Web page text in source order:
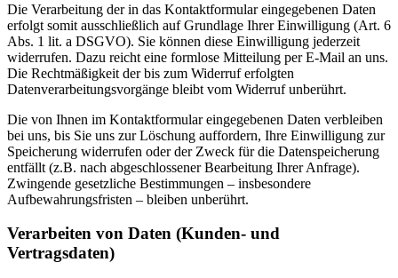
Die Verarbeitung der in das Kontaktformular eingegebenen Daten
erfolgt somit ausschließlich auf Grundlage Ihrer Einwilligung (Art. 6
Abs. 1 lit. a DSGVO). Sie können diese Einwilligung jederzeit
widerrufen. Dazu reicht eine formlose Mitteilung per E-Mail an uns.
Die Rechtmäßigkeit der bis zum Widerruf erfolgten
Datenverarbeitungsvorgänge bleibt vom Widerruf unberührt.
Die von Ihnen im Kontaktformular eingegebenen Daten verbleiben
bei uns, bis Sie uns zur Löschung auffordern, Ihre Einwilligung zur
Speicherung widerrufen oder der Zweck für die Datenspeicherung
entfällt (z.B. nach abgeschlossener Bearbeitung Ihrer Anfrage).
Zwingende gesetzliche Bestimmungen – insbesondere
Aufbewahrungsfristen – bleiben unberührt.
Verarbeiten von Daten (Kunden- und
Vertragsdaten)